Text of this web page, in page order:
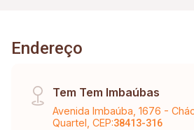
Endereço
Tem Tem Imbaúbas
Avenida Imbaúba, 1676 -
Quartel, CEP:38413-316